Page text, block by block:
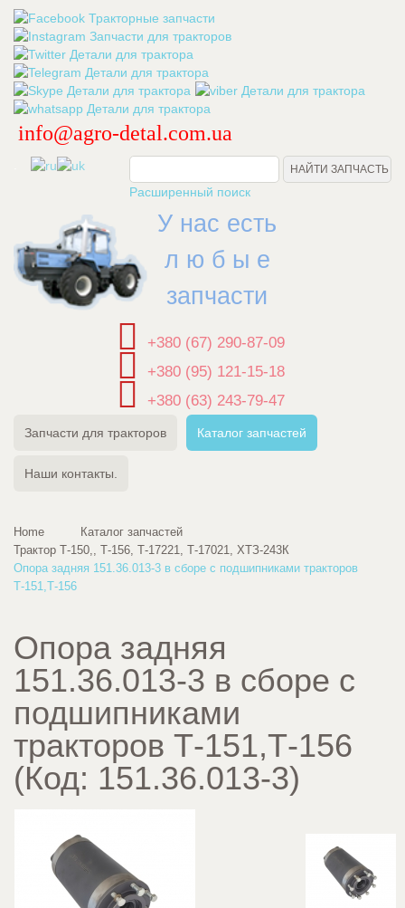
info@agro-detal.com.ua
Расширенный поиск
У нас есть
л ю б ы е
запчасти
+380 (67) 290-87-09
+380 (95) 121-15-18
+380 (63) 243-79-47
Запчасти для тракторов Каталог запчастей
Наши контакты.
Home
Каталог запчастей
Трактор Т-150,, Т-156, Т-17221, Т-17021, ХТЗ-243К
Опора задняя 151.36.013-3 в сборе с подшипниками тракторов
Т-151,Т-156
Опора задняя
151.36.013-3 в сборе с
подшипниками
тракторов Т-151,Т-156
(Код: 151.36.013-3)